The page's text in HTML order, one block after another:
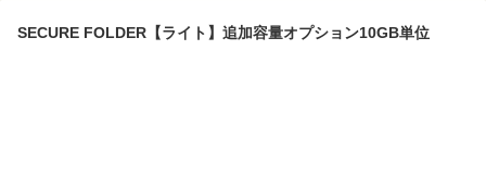
SECURE FOLDER【ライト】追加容量オプション10GB単位